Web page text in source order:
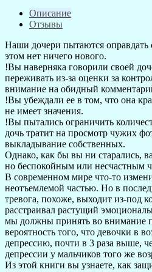
Описание
Отзывы
Наши дочери пытаются оправдать
этом нет ничего нового.
!Вы наверняка говорили своей
переживать из-за оценки за
внимание на обидный
!Вы убеждали ее в том, что она
не имеет значения.
!Вы пытались ограничить
дочь тратит на просмотр чужих
выкладывание собственных.
Однако, как бы вы ни старались,
но беспокойным или несчастным
В современном мире что-то
неотъемлемой частью. Но в
тревога, похоже, выходит из-под
расстраивал растущий
мы должны принять во внимание
вероятность того, что девочки в
депрессию, почти в 3 раза выше,
депрессии у мальчиков того же
Из этой книги вы узнаете, как